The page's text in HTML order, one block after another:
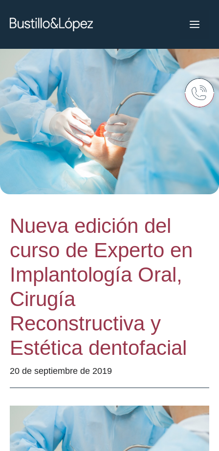
Nueva edición del
curso de Experto en
Implantología Oral,
Cirugía
Reconstructiva y
Estética dentofacial
20 de septiembre de 2019